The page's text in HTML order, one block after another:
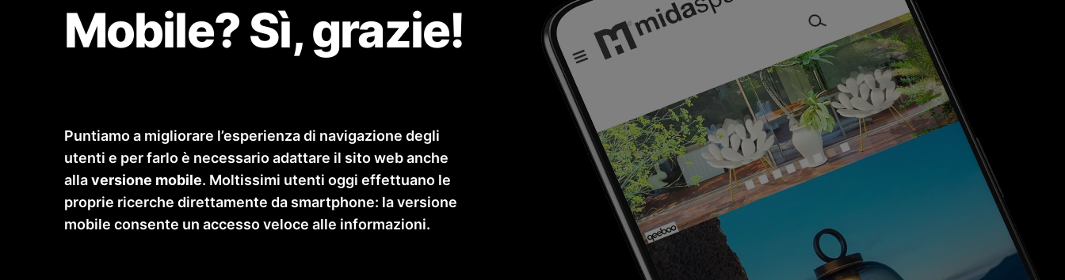
Mobile? Sì, grazie!
Puntiamo a migliorare l’esperienza di navigazione degli
utenti e per farlo è necessario adattare il sito web anche
allaversione mobile. Moltissimi utenti oggi effettuano le
proprie ricerche direttamente da smartphone: la versione
mobile consente un accesso veloce alle informazioni.